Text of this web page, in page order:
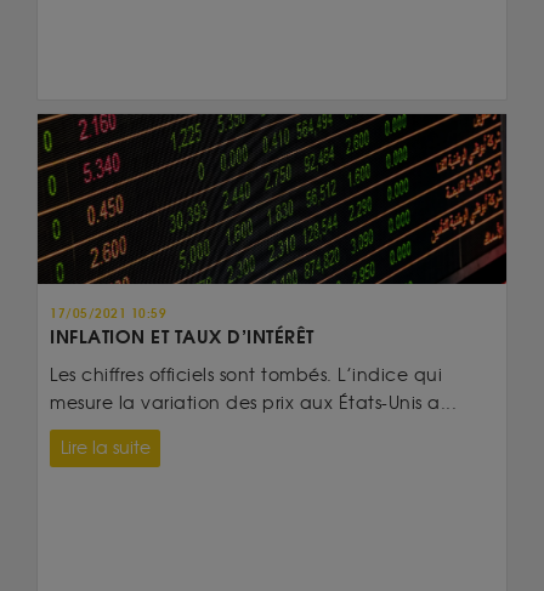
17/05/2021 10:59
INFLATION ET TAUX D’INTÉRÊT
Les chiffres officiels sont tombés. L’indice qui
mesure la variation des prix aux États-Unis a...
Lire la suite